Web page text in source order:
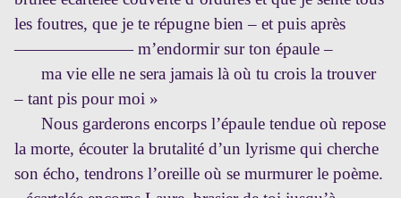
les foutres, que je te répugne bien – et puis après
——————— m’endormir sur ton épaule –
ma vie elle ne sera jamais là où tu crois la trouver
– tant pis pour moi »
Nous garderons encorps l’épaule tendue où repose
la morte, écouter la brutalité d’un lyrisme qui cherche
son écho, tendrons l’oreille où se murmurer le poème.